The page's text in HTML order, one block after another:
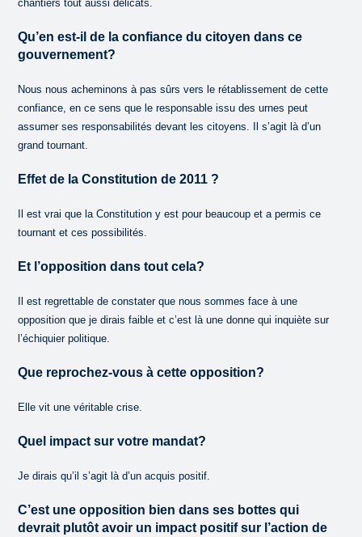
chantiers tout aussi délicats.
Qu’en est-il de la confiance du citoyen dans ce
gouvernement?
Nous nous acheminons à pas sûrs vers le rétablissement de cette
confiance, en ce sens que le responsable issu des urnes peut
assumer ses responsabilités devant les citoyens. Il s’agit là d’un
grand tournant.
Effet de la Constitution de 2011 ?
Il est vrai que la Constitution y est pour beaucoup et a permis ce
tournant et ces possibilités.
Et l’opposition dans tout cela?
Il est regrettable de constater que nous sommes face à une
opposition que je dirais faible et c’est là une donne qui inquiète sur
l’échiquier politique.
Que reprochez-vous à cette opposition?
Elle vit une véritable crise.
Quel impact sur votre mandat?
Je dirais qu’il s’agit là d’un acquis positif.
C’est une opposition bien dans ses bottes qui
devrait plutôt avoir un impact positif sur l’action de